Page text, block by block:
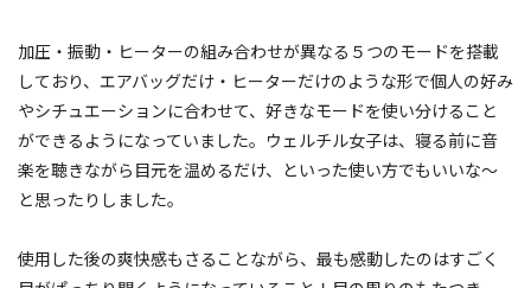
加圧・振動・ヒーターの組み合わせが異なる５つのモードを搭載
しており、エアバッグだけ・ヒーターだけのような形で個人の好み
やシチュエーションに合わせて、好きなモードを使い分けること
ができるようになっていました。ウェルチル女子は、寝る前に音
楽を聴きながら目元を温めるだけ、といった使い方でもいいな〜
と思ったりしました。
使用した後の爽快感もさることながら、最も感動したのはすごく